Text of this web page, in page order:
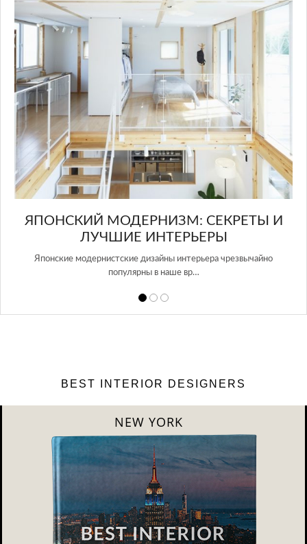
ЯПОНСКИЙ МОДЕРНИЗМ: СЕКРЕТЫ И
ЛУЧШИЕ ИНТЕРЬЕРЫ
Японские модернистские дизайны интерьера чрезвычайно
популярны в наше вр…
BEST INTERIOR DESIGNERS
NEW YORK